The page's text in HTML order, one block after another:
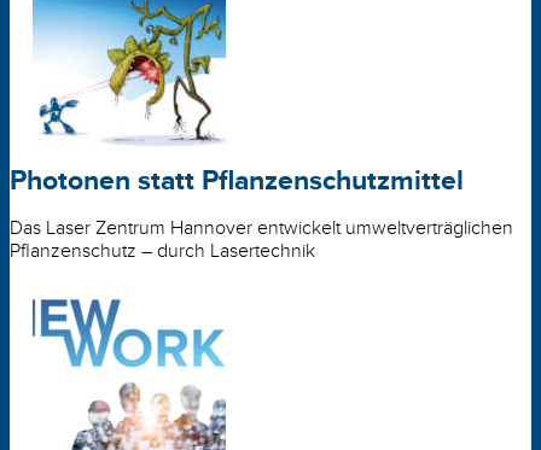
Photonen statt Pflanzenschutzmittel
Das Laser Zentrum Hannover entwickelt umwelt­verträglichen
Pflanzenschutz – durch Lasertechnik